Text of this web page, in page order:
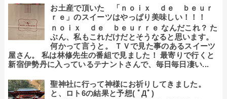
お土産で頂いた 「ｎｏｉｘ ｄｅ ｂｅｕｒ
ｒｅ」のスイーツはやっぱり美味しい！！！
ｎｏｉｘ ｄｅ ｂｅｕｒｒｅ なんだこれ？ た
ぶん、私もこれだけだとそうなると思います。
何かって言うと。 ＴＶで見た事のあるスイーツ
屋さん。 私は林修先生の番組で見ました！ 最寄りで行くと
新宿伊勢丹に入っているテナントさんで、毎日毎日凄い...
聖神社に行って神様にお祈りしてきました。
と、ロト6の結果と予想( ﾟДﾟ)